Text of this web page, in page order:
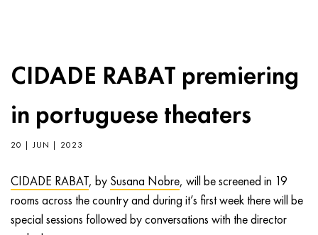
CIDADE RABAT premiering
in portuguese theaters
20 | JUN | 2023
CIDADE RABAT, by Susana Nobre, will be screened in 19
rooms across the country and during it’s first week there will be
special sessions followed by conversations with the director